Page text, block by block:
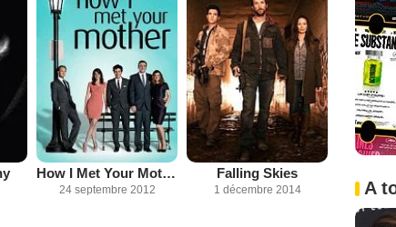
How I Met Your Mother
24 septembre 2012
Falling Skies
1 décembre 2014 A